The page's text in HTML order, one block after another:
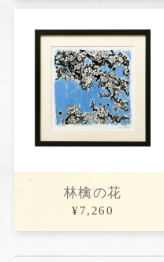
林檎の花
¥7,260